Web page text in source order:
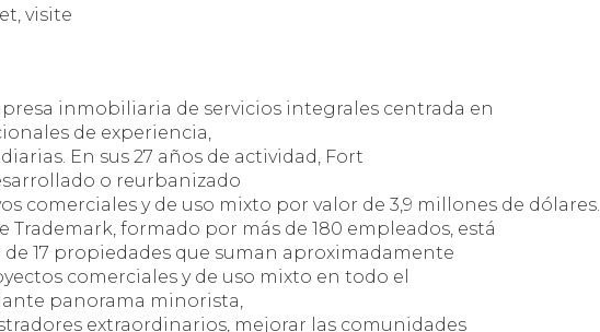
visite
inmobiliaria de servicios integrales centrada en
de experiencia,
En sus 27 años de actividad, Fort
o reurbanizado
comerciales y de uso mixto por valor de 3,9 millones de dólares.
formado por más de 180 empleados, está
17 propiedades que suman aproximadamente
comerciales y de uso mixto en todo el
panorama minorista,
extraordinarios, mejorar las comunidades